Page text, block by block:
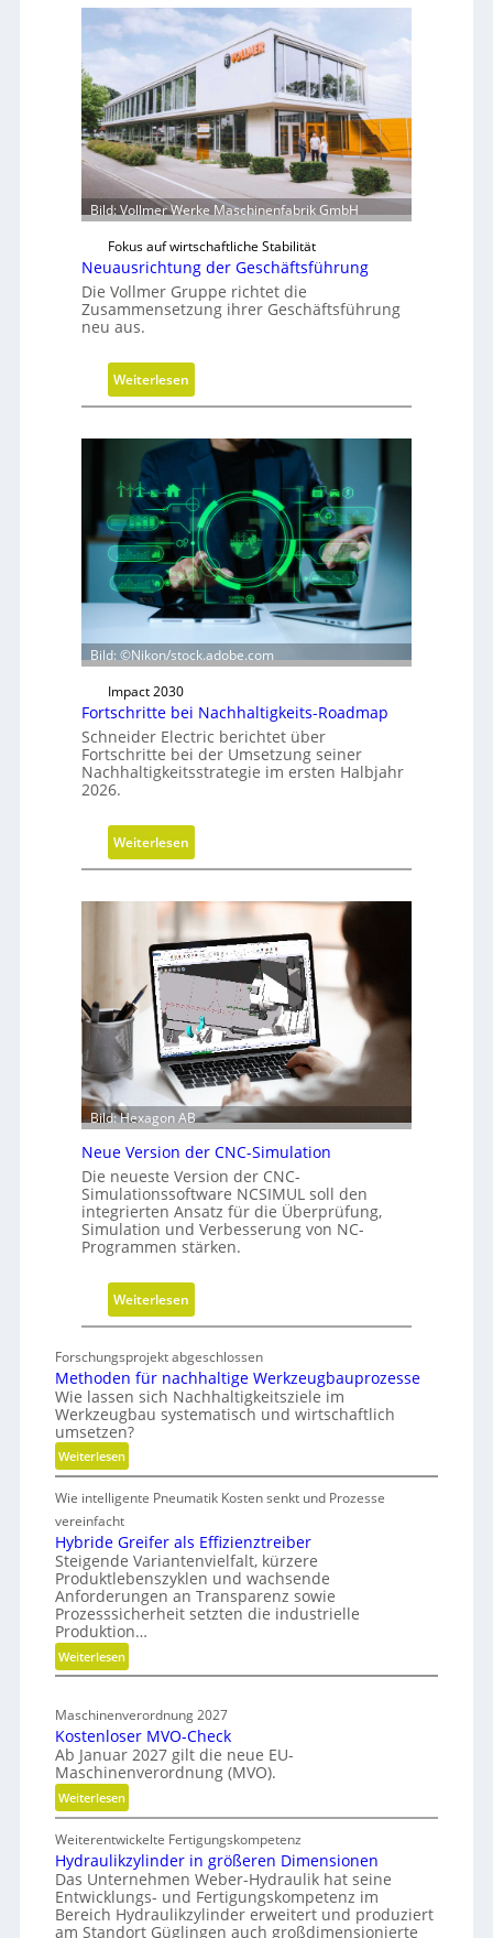
g
k
u
m
w
i
r
d
m
o
b
i
l
Bild: Vollmer Werke Maschinenfabrik GmbH
Fokus auf wirtschaftliche Stabilität
Neuausrichtung der Geschäftsführung
Die Vollmer Gruppe richtet die
Zusammensetzung ihrer Geschäftsführung
neu aus.
Weiterlesen:
N
a
u
s
r
i
c
u
g
e
r
s
c
ä
t
s
f
ü
h
r
u
n
g
Bild: ©Nikon/stock.adobe.com
Impact 2030
Fortschritte bei Nachhaltigkeits-Roadmap
Schneider Electric berichtet über
Fortschritte bei der Umsetzung seiner
Nachhaltigkeitsstrategie im ersten Halbjahr
2026.
Weiterlesen:
F
r
s
c
h
r
i
t
t
e
b
i
N
a
c
h
h
a
t
i
g
s
-
R
o
m
p
Bild: Hexagon AB
Neue Version der CNC-Simulation
Die neueste Version der CNC-
Simulationssoftware NCSIMUL soll den
integrierten Ansatz für die Überprüfung,
Simulation und Verbesserung von NC-
Programmen stärken.
Weiterlesen:
N
u
e
V
s
i
n
d
e
r
-
S
i
m
a
t
i
o
Forschungsprojekt abgeschlossen
Methoden für nachhaltige Werkzeugbauprozesse
Wie lassen sich Nachhaltigkeitsziele im
Werkzeugbau systematisch und wirtschaftlich
umsetzen?
Weiterlesen:
M
e
t
h
o
d
e
n
f
ü
c
h
h
a
l
i
g
e
Wie intelligente Pneumatik Kosten senkt und Prozesse
vereinfacht
Hybride Greifer als Effizienztreiber
Steigende Variantenvielfalt, kürzere
Produktlebenszyklen und wachsende
Anforderungen an Transparenz sowie
Prozesssicherheit setzten die industrielle
Produktion…
Weiterlesen:
H
b
r
i
d
e
G
r
e
i
f
e
Maschinenverordnung 2027
Kostenloser MVO-Check
Ab Januar 2027 gilt die neue EU-
Maschinenverordnung (MVO).
Weiterlesen:
K
o
s
t
e
n
Weiterentwickelte Fertigungskompetenz
Hydraulikzylinder in größeren Dimensionen
Das Unternehmen Weber-Hydraulik hat seine
Entwicklungs- und Fertigungskompetenz im
Bereich Hydraulikzylinder erweitert und produziert
am Standort Güglingen auch großdimensionierte